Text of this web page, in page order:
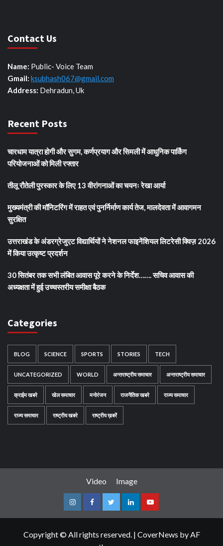
Contact Us
Name: Public- Voice Team
Gmail: ksubhash067@gmail.com
Address: Dehradun, Uk
Recent Posts
चारधाम यात्रा होगी और सुगम, कर्णप्रयाग और सिमली में आधुनिक पार्किंग
परियोजनाओं को मिली रफ्तार
तीलू रौतेली पुरस्कार के लिए 13 वीरांगनाओं का चयनः रेखा आर्या
मुख्यमंत्री की मॉनिटरिंग में राहत एवं पुनर्निर्माण कार्य तेज, मालदेवता में आवागमन
सुरक्षित
उत्तराखंड के अंडरग्रेजुएट विद्यार्थियों ने नेशनल फाइनेंशियल लिटरेसी क्विज़ 2026
में किया उत्कृष्ट प्रदर्शन
30 सितंबर तक सभी लंबित आवास पूरे करने के निर्देश……. सचिव आवास की
अध्यक्षता में हुई उच्चस्तरीय समीक्षा बैठक
Categories
BLOG SCIENCE SPORTS STORIES TECH
UNCATEGORIZED WORLD अन्तराष्ट्रीय समाचार अन्तराष्ट्रीय समाचार
क्राईम खबरे खेल समाचार मनोरंजन राजनैतिक खबरे राज्य समाचार
राज्य समाचार राष्ट्रीय खबरे राष्ट्रीय ख़बरें
Video Image
InstagramFacebookTwitterLinkedinYoutube
Copyright © All rights reserved. | CoverNews by AF